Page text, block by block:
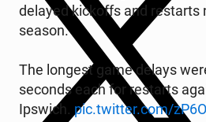
delayed kick­offs and restarts
season.
The longest game delays
seconds each for restarts
Ipswich. pic.twitter.com/